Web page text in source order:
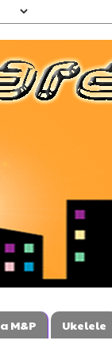
M&P
Ukelele